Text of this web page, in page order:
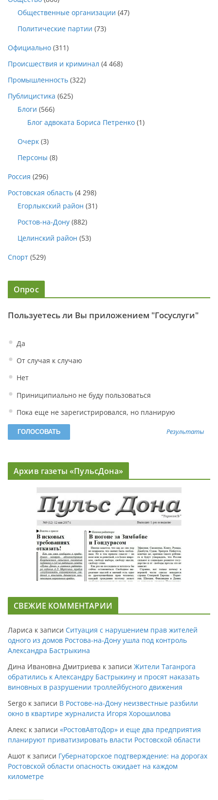
Общественные организации (47)
Политические партии (73)
Официально (311)
Происшествия и криминал (4 468)
Промышленность (322)
Публицистика (625)
Блоги (566)
Блог адвоката Бориса Петренко (1)
Очерк (3)
Персоны (8)
Россия (296)
Ростовская область (4 298)
Егорлыкский район (31)
Ростов-на-Дону (882)
Целинский район (53)
Спорт (529)
Опрос
Пользуетесь ли Вы приложением "Госуслуги"
Да
От случая к случаю
Нет
Приниципиально не буду пользоваться
Пока еще не зарегистрировался, но планирую
Результаты
Архив газеты «ПульсДона»
СВЕЖИЕ КОММЕНТАРИИ
Лариса к записи Ситуация с нарушением прав жителей
одного из домов Ростова-на-Дону ушла под контроль
Александра Бастрыкина
Дина Ивановна Дмитриева к записи Жители Таганрога
обратились к Александру Бастрыкину и просят наказать
виновных в разрушении троллейбусного движения
Sergo к записи В Ростове-на-Дону неизвестные разбили
окно в квартире журналиста Игоря Хорошилова
Алекс к записи «РостовАвтоДор» и еще два предприятия
планируют приватизировать власти Ростовской области
Ашот к записи Губернаторское подтверждение: на дорогах
Ростовской области опасность ожидает на каждом
километре